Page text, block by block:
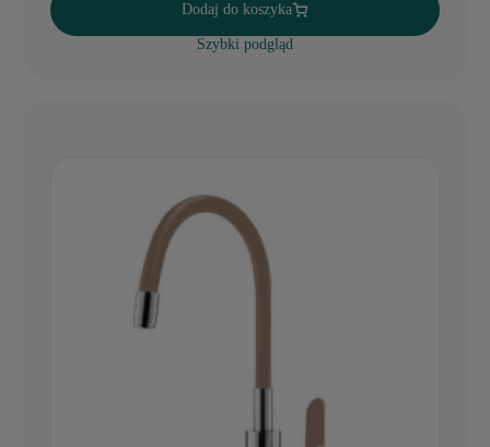
Dodaj do koszyka
Szybki podgląd